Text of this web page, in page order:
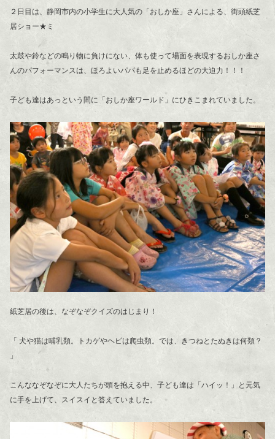
２日目は、静岡市内の小学生に大人気の「おしか座」さんによる、街頭紙芝
居ショー★ミ
太鼓や鈴などの鳴り物に負けにない、体も使って場面を表現するおしか座さ
んのパフォーマンスは、ほろよいパパも足を止めるほどの大迫力！！！
子ども達はあっという間に「おしか座ワールド」にひきこまれていました。
紙芝居の後は、なぞなぞクイズのはじまり！
「 犬や猫は哺乳類。トカゲやヘビは爬虫類。では、きつねとたぬきは何類？
」
こんななぞなぞに大人たちが頭を抱える中、子ども達は「ハイッ！」と元気
に手を上げて、スイスイと答えていました。